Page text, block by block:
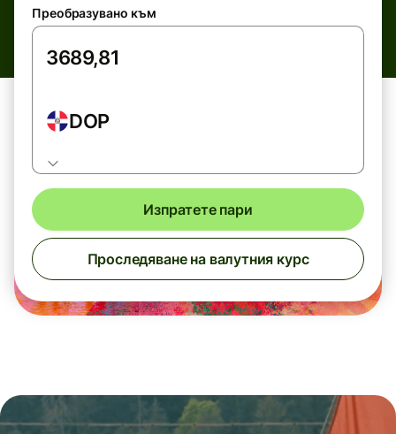
Преобразувано към
DOP
Изпратете пари
Проследяване на валутния курс